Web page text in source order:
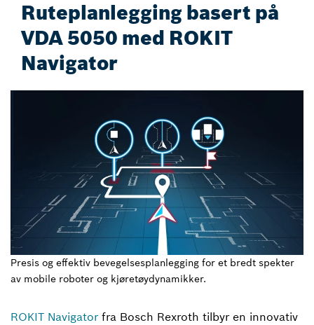
Ruteplanlegging basert på
VDA 5050 med ROKIT
Navigator
Presis og effektiv bevegelsesplanlegging for et bredt spekter
av mobile roboter og kjøretøydynamikker.
ROKIT Navigatorfra Bosch Rexroth tilbyr en innovativ